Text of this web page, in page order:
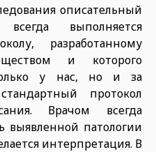
описательный
выполняется
разработанному
и которого
у нас, но и за
протокол
Врачом всегда
выявленной патологии
интерпретация. В